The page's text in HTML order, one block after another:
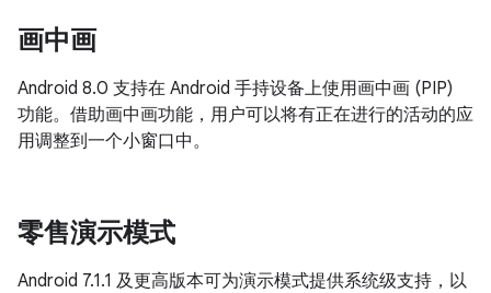
画中画
Android 8.0 支持在 Android 手持设备上使用画中画 (PIP)
功能。借助画中画功能，用户可以将有正在进行的活动的应
用调整到一个小窗口中。
零售演示模式
Android 7.1.1 及更高版本可为演示模式提供系统级支持，以